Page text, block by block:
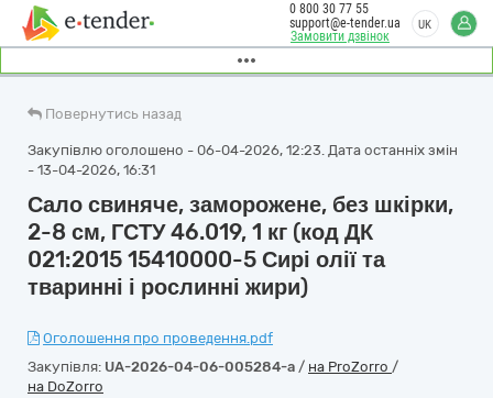
Замовити дзвінок
0 800 30 77 55
support@e-tender.ua
UK
Повернутись назад
Закупівлю оголошено - 06-04-2026, 12:23. Дата останніх змін
- 13-04-2026, 16:31
Сало свиняче, заморожене, без шкірки,
2-8 см, ГСТУ 46.019, 1 кг (код ДК
021:2015 15410000-5 Сирі олії та
тваринні і рослинні жири)
Оголошення про проведення.pdf
Закупівля: UA-2026-04-06-005284-a / на ProZorro /
на DoZorro